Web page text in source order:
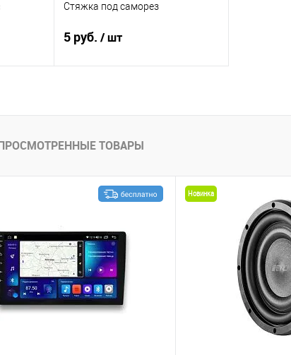
Стяжка под саморез
5 руб. / шт
ТОВАРЫ
Новинка